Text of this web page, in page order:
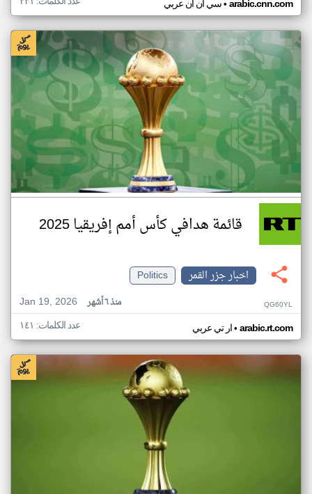
سي ان ان عربي• arabic.cnn.com
قائمة هدافي كأس أمم إفريقيا 2025
اخبار جزر القمر
Politics
Jan 19, 2026
منذ ٦ أشهر QG60YL
ار تي عربي• arabic.rt.com عدد الكلمات: ١٤١